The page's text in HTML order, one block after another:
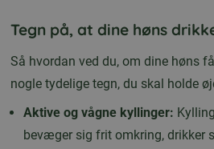
Tegn på, at dine høns
Så hvordan ved du, om dine høns
nogle tydelige tegn, du skal holde
Aktive og vågne kyllinger:
bevæger sig frit omkring, drikker